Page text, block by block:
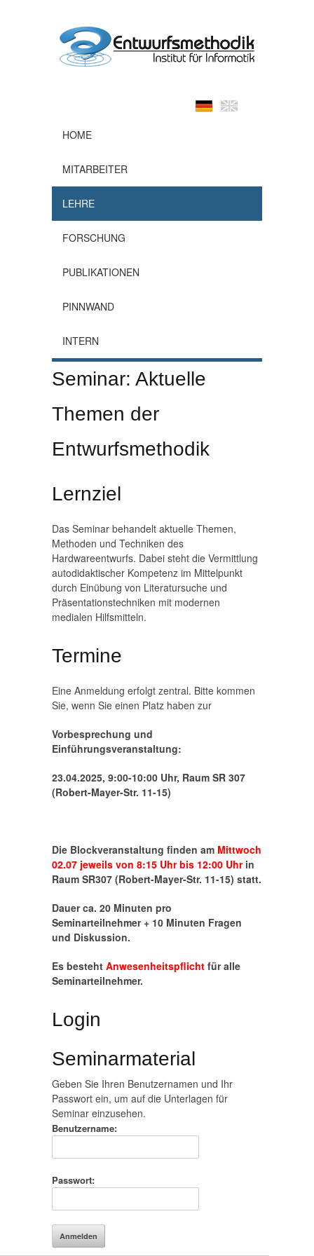
HOME
MITARBEITER
LEHRE
FORSCHUNG
PUBLIKATIONEN
PINNWAND
INTERN
Seminar: Aktuelle
Themen der
Entwurfsmethodik
Lernziel
Das Seminar behandelt aktuelle Themen,
Methoden und Techniken des
Hardwareentwurfs. Dabei steht die Vermittlung
autodidaktischer Kompetenz im Mittelpunkt
durch Einübung von Literatursuche und
Präsentationstechniken mit modernen
medialen Hilfsmitteln.
Termine
Eine Anmeldung erfolgt zentral. Bitte kommen
Sie, wenn Sie einen Platz haben zur
Vorbesprechung und
Einführungsveranstaltung:
23.04.2025, 9:00-10:00 Uhr, Raum SR 307
(Robert-Mayer-Str. 11-15)
Die Blockveranstaltung finden am Mittwoch
02.07 jeweils von 8:15 Uhr bis 12:00 Uhr in
Raum SR307 (Robert-Mayer-Str. 11-15) statt.
Dauer ca. 20 Minuten pro
Seminarteilnehmer + 10 Minuten Fragen
und Diskussion.
Es besteht Anwesenheitspflicht für alle
Seminarteilnehmer.
Login
Seminarmaterial
Geben Sie Ihren Benutzernamen und Ihr
Passwort ein, um auf die Unterlagen für
Seminar einzusehen.
Benutzername:
Passwort: